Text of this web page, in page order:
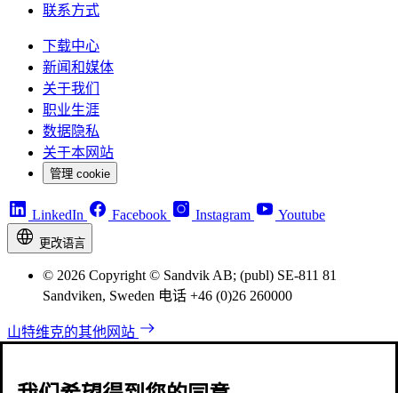
联系方式
下载中心
新闻和媒体
关于我们
职业生涯
数据隐私
关于本网站
管理 cookie
LinkedIn Facebook Instagram Youtube
更改语言
© 2026 Copyright © Sandvik AB; (publ) SE-811 81
Sandviken, Sweden 电话 +46 (0)26 260000
山特维克的其他网站